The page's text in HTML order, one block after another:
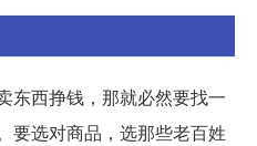
东西挣钱，那就必然要找一
要选对商品，选那些老百姓